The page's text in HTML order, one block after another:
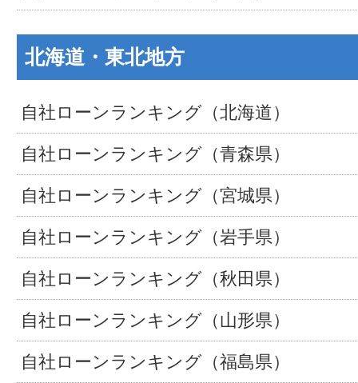
北海道・東北地方
自社ローンランキング（北海道）
自社ローンランキング（青森県）
自社ローンランキング（宮城県）
自社ローンランキング（岩手県）
自社ローンランキング（秋田県）
自社ローンランキング（山形県）
自社ローンランキング（福島県）